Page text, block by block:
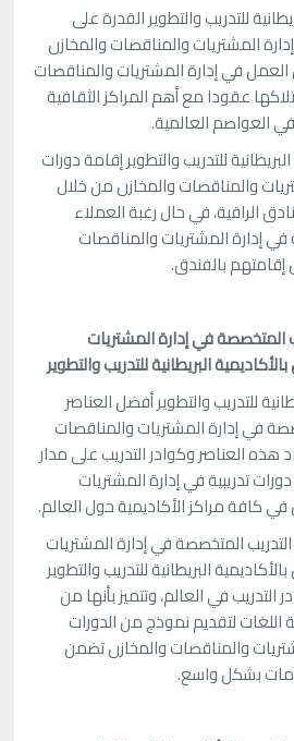
للتدريب والتطوير القدرة على
المشتريات والمناقصات والمخازن
في إدارة المشتريات والمناقصات
عقودا مع أهم المراكز الثقافية
العواصم العالمية.
للتدريب والتطوير إقامة دورات
والمناقصات والمخازن من خلال
الراقية، في حال رغبة العملاء
في إدارة المشتريات والمناقصات
بالفندق.
المتخصصة في إدارة المشتريات
البريطانية للتدريب والتطوير
للتدريب والتطوير أفضل العناصر
في إدارة المشتريات والمناقصات
هذه العناصر وكوادر التدريب على مدار
تدريبية في إدارة المشتريات
كافة مراكز الأكاديمية حول العالم.
التدريب المتخصصة في إدارة المشتريات
البريطانية للتدريب والتطوير
في العالم، وتتميز بأنها من
اللغات لتقديم نموذج من الدورات
والمناقصات والمخازن تضمن
بشكل واسع.